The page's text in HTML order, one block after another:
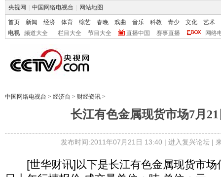
央视网 中国网络电视台 网站地图
首页 新闻 经济 体育 综艺 春晚 戏曲 音乐 科教 青少 文化
艺术
电视
频道大全 栏目大全 节目大全 直播中国 赛事直播 网络
中国网络电视台 > 经济台 > 财经资讯 >
长江有色金属现货市场7月
发布时间:2011年07月21日 13:40 | 进入复兴论坛|
[世华财讯]以下是长江有色金属现货市场